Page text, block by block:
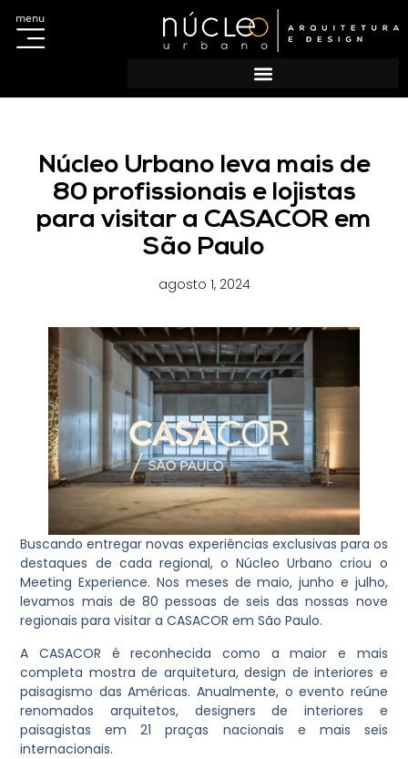
menu
Núcleo Urbano leva mais de
80 profissionais e lojistas
para visitar a CASACOR em
São Paulo
agosto 1, 2024
Buscando entregar novas experiências exclusivas para os
destaques de cada regional, o Núcleo Urbano criou o
Meeting Experience. Nos meses de maio, junho e julho,
levamos mais de 80 pessoas de seis das nossas nove
regionais para visitar a CASACOR em São Paulo.
A CASACOR é reconhecida como a maior e mais
completa mostra de arquitetura, design de interiores e
paisagismo das Américas. Anualmente, o evento reúne
renomados arquitetos, designers de interiores e
paisagistas em 21 praças nacionais e mais seis
internacionais.